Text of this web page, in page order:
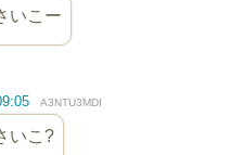
いこー
A3NTU3MDI
いこ?